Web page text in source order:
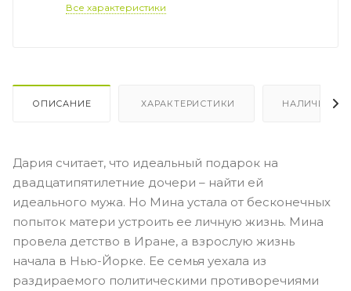
Все характеристики
ОПИСАНИЕ ХАРАКТЕРИСТИКИ НАЛИЧИЕ
Дария считает, что идеальный подарок на
двадцатипятилетние дочери – найти ей
идеального мужа. Но Мина устала от бесконечных
попыток матери устроить ее личную жизнь. Мина
провела детство в Иране, а взрослую жизнь
начала в Нью-Йорке. Ее семья уехала из
раздираемого политическими противоречиями